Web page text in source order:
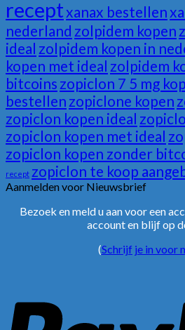
receptxanax bestellen
nederland zolpidem kopen
ideal zolpidem kopen in
kopen met ideal zolpidem
bitcoins zopiclon 7 5 mg
bestellen zopiclone kopen
zopiclon kopen ideal
zopiclon kopen met ideal
zopiclon kopen zonder
recept zopiclon te koop
Aanmelden voor Nieuwsbrief
Bezoek en meld u aan voor een
account en blijf op
(Schrijf je in voor